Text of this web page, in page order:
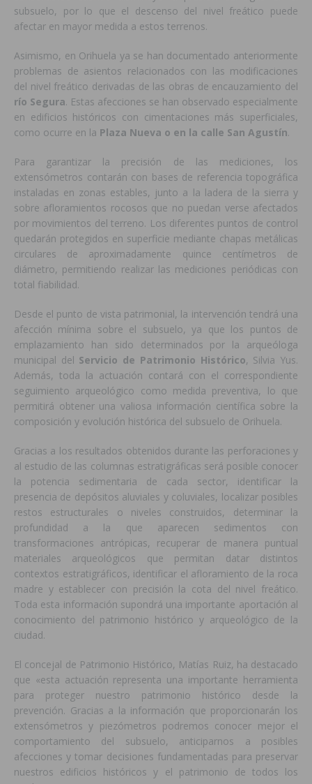
subsuelo, por lo que el descenso del nivel freático puede
afectar en mayor medida a estos terrenos.
Asimismo, en Orihuela ya se han documentado anteriormente
problemas de asientos relacionados con las modificaciones
del nivel freático derivadas de las obras de encauzamiento del
río Segura. Estas afecciones se han observado especialmente
en edificios históricos con cimentaciones más superficiales,
como ocurre en la Plaza Nueva o en la calle San Agustín.
Para garantizar la precisión de las mediciones, los
extensómetros contarán con bases de referencia topográfica
instaladas en zonas estables, junto a la ladera de la sierra y
sobre afloramientos rocosos que no puedan verse afectados
por movimientos del terreno. Los diferentes puntos de control
quedarán protegidos en superficie mediante chapas metálicas
circulares de aproximadamente quince centímetros de
diámetro, permitiendo realizar las mediciones periódicas con
total fiabilidad.
Desde el punto de vista patrimonial, la intervención tendrá una
afección mínima sobre el subsuelo, ya que los puntos de
emplazamiento han sido determinados por la arqueóloga
municipal del Servicio de Patrimonio Histórico, Silvia Yus.
Además, toda la actuación contará con el correspondiente
seguimiento arqueológico como medida preventiva, lo que
permitirá obtener una valiosa información científica sobre la
composición y evolución histórica del subsuelo de Orihuela.
Gracias a los resultados obtenidos durante las perforaciones y
al estudio de las columnas estratigráficas será posible conocer
la potencia sedimentaria de cada sector, identificar la
presencia de depósitos aluviales y coluviales, localizar posibles
restos estructurales o niveles construidos, determinar la
profundidad a la que aparecen sedimentos con
transformaciones antrópicas, recuperar de manera puntual
materiales arqueológicos que permitan datar distintos
contextos estratigráficos, identificar el afloramiento de la roca
madre y establecer con precisión la cota del nivel freático.
Toda esta información supondrá una importante aportación al
conocimiento del patrimonio histórico y arqueológico de la
ciudad.
El concejal de Patrimonio Histórico, Matías Ruiz, ha destacado
que «esta actuación representa una importante herramienta
para proteger nuestro patrimonio histórico desde la
prevención. Gracias a la información que proporcionarán los
extensómetros y piezómetros podremos conocer mejor el
comportamiento del subsuelo, anticiparnos a posibles
afecciones y tomar decisiones fundamentadas para preservar
nuestros edificios históricos y el patrimonio de todos los